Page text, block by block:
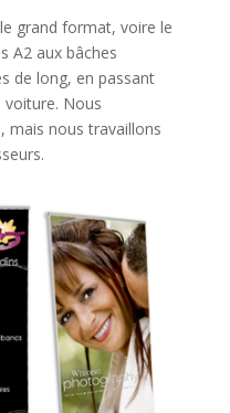
grand format, voire le
A2 aux bâches
de long, en passant
Nous
mais nous travaillons